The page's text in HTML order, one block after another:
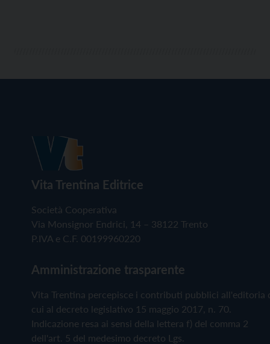
Vita Trentina Editrice
Società Cooperativa
Via Monsignor Endrici, 14 – 38122 Trento
P.IVA e C.F. 00199960220
Amministrazione trasparente
Vita Trentina percepisce i contributi pubblici all'editoria
cui al decreto legislativo 15 maggio 2017, n. 70.
Indicazione resa ai sensi della lettera f) del comma 2
dell'art. 5 del medesimo decreto Lgs.